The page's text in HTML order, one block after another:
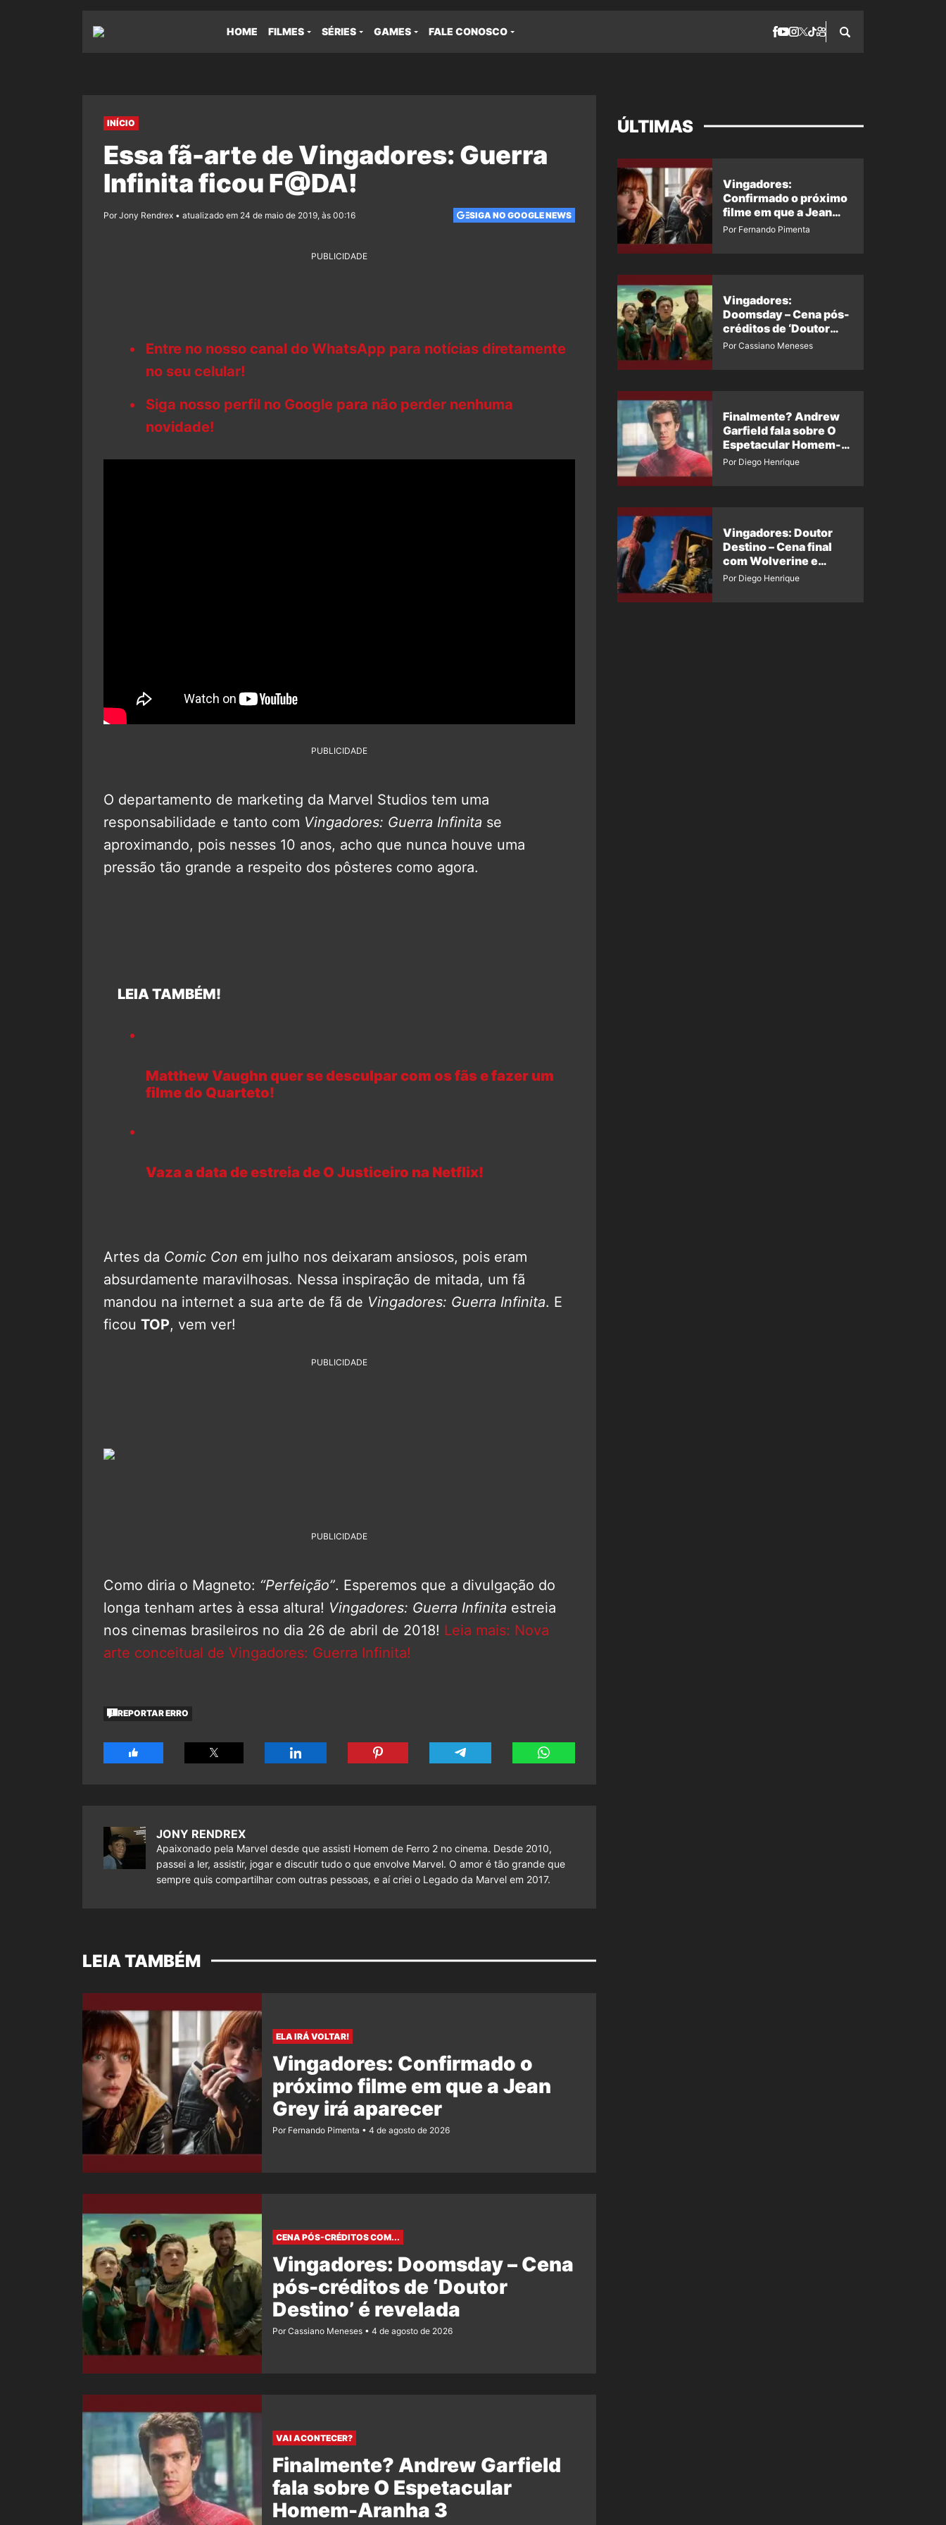
HOME FILMES SÉRIES GAMES FALE CONOSCO
INÍCIO
Essa fã-arte de Vingadores: Guerra
Infinita ficou F@DA!
Por Jony Rendrex • atualizado em 24 de maio de 2019, às 00:16 SIGA NO GOOGLE NEWS
PUBLICIDADE
Entre no nosso canal do WhatsApp para notícias diretamente
no seu celular!
Siga nosso perfil no Google para não perder nenhuma
novidade!
PUBLICIDADE
O departamento de marketing da Marvel Studios tem uma
responsabilidade e tanto com Vingadores: Guerra Infinita se
aproximando, pois nesses 10 anos, acho que nunca houve uma
pressão tão grande a respeito dos pôsteres como agora.
LEIA TAMBÉM!
Matthew Vaughn quer se desculpar com os fãs e fazer um
filme do Quarteto!
Vaza a data de estreia de O Justiceiro na Netflix!
Artes da Comic Con em julho nos deixaram ansiosos, pois eram
absurdamente maravilhosas. Nessa inspiração de mitada, um fã
mandou na internet a sua arte de fã de Vingadores: Guerra Infinita. E
ficou TOP, vem ver!
PUBLICIDADE
PUBLICIDADE
Como diria o Magneto: “Perfeição”. Esperemos que a divulgação do
longa tenham artes à essa altura! Vingadores: Guerra Infinita estreia
nos cinemas brasileiros no dia 26 de abril de 2018! Leia mais: Nova
arte conceitual de Vingadores: Guerra Infinita!
REPORTAR ERRO
JONY RENDREX
Apaixonado pela Marvel desde que assisti Homem de Ferro 2 no cinema. Desde 2010,
passei a ler, assistir, jogar e discutir tudo o que envolve Marvel. O amor é tão grande que
sempre quis compartilhar com outras pessoas, e aí criei o Legado da Marvel em 2017.
LEIA TAMBÉM
ELA IRÁ VOLTAR!
Vingadores: Confirmado o
próximo filme em que a Jean
Grey irá aparecer
Por Fernando Pimenta 4 de agosto de 2026
CENA PÓS-CRÉDITOS COM...
Vingadores: Doomsday – Cena
pós-créditos de ‘Doutor
Destino’ é revelada
Por Cassiano Meneses 4 de agosto de 2026
VAI ACONTECER?
Finalmente? Andrew Garfield
fala sobre O Espetacular
Homem-Aranha 3
ÚLTIMAS
Vingadores:
Confirmado o próximo
filme em que a Jean
Grey irá aparecer
Por Fernando Pimenta
Vingadores:
Doomsday – Cena pós-
créditos de ‘Doutor
Destino’ é revelada
Por Cassiano Meneses
Finalmente? Andrew
Garfield fala sobre O
Espetacular Homem-
Aranha 3
Por Diego Henrique
Vingadores: Doutor
Destino – Cena final
com Wolverine e
Homem-Aranha de
Por Diego Henrique